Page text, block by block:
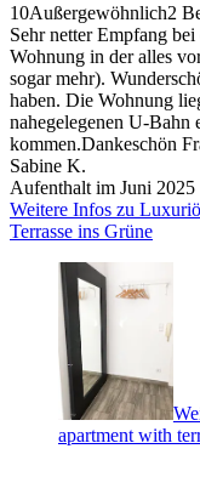
10Außergewöhnlich2
Sehr netter Empfang
Wohnung in der alles
sogar mehr).
haben. Die Wohnung
nahegelegenen U-Bahn
kommen.Dankeschön
Sabine K.
Aufenthalt im Juni 2025
Weitere Infos zu
Terrasse ins Grüne
apartment with